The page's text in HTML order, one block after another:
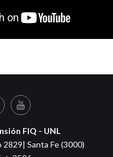
FIQ - UNL
Santa Fe (3000)